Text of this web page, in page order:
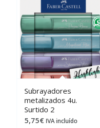
Subrayadores
metalizados 4u.
Surtido 2
5,75€ IVA incluído